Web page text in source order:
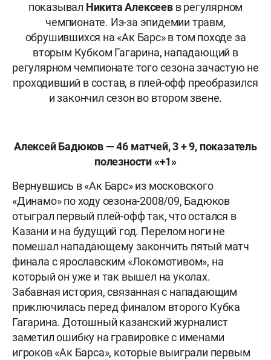
показывал Никита Алексеевв регулярном
чемпионате. Из-за эпидемии травм,
обрушившихся на «Ак Барс» в том походе за
вторым Кубком Гагарина, нападающий в
регулярном чемпионате того сезона зачастую не
проходивший в состав, в плей-офф преобразился
и закончил сезон во втором звене.
Алексей Бадюков — 46 матчей, 3 + 9, показатель
полезности «+1»
Вернувшись в «Ак Барс» из московского
«Динамо» по ходу сезона-2008/09, Бадюков
отыграл первый плей-офф так, что остался в
Казани и на будущий год. Перелом ноги не
помешал нападающему закончить пятый матч
финала с ярославским «Локомотивом», на
который он уже и так вышел на уколах.
Забавная история, связанная с нападающим
приключилась перед финалом второго Кубка
Гагарина. Дотошный казанский журналист
заметил ошибку на гравировке с именами
игроков «Ак Барса», которые выиграли первым